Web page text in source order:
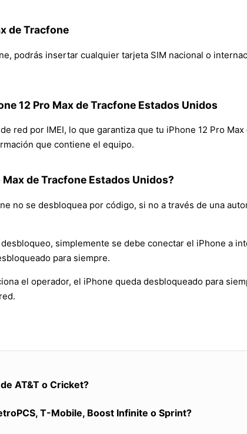
de Tracfone
podrás insertar cualquier tarjeta SIM nacional o
12 Pro Max de Tracfone Estados Unidos
red por IMEI, lo que garantiza que tu iPhone 12 Pro
que contiene el equipo.
de Tracfone Estados Unidos?
no se desbloquea por código, si no a través de una
simplemente se debe conectar el iPhone a
para siempre.
el operador, el iPhone queda desbloqueado para
AT&T o Cricket?
T-Mobile, Boost Infinite o Sprint?